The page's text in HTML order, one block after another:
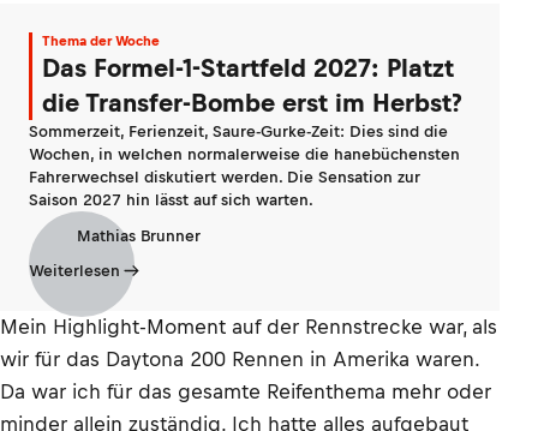
Thema der Woche
Das Formel-1-Startfeld 2027: Platzt
die Transfer-Bombe erst im Herbst?
Sommerzeit, Ferienzeit, Saure-Gurke-Zeit: Dies sind die
Wochen, in welchen normalerweise die hanebüchensten
Fahrerwechsel diskutiert werden. Die Sensation zur
Saison 2027 hin lässt auf sich warten.
Mathias Brunner
Weiterlesen
Mein Highlight-Moment auf der Rennstrecke war, als
wir für das Daytona 200 Rennen in Amerika waren.
Da war ich für das gesamte Reifenthema mehr oder
minder allein zuständig. Ich hatte alles aufgebaut